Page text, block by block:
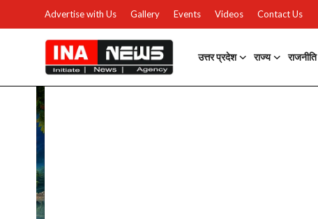
Advertise with Us Gallery Events Videos Contact Us
उत्तर प्रदेश राज्य राजनीति
उत्तर प्रदेश
Advertise with Us
Events
Gallery